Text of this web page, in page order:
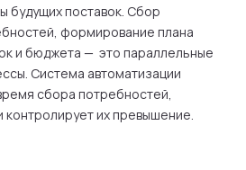
будущих поставок. Сбор
формирование плана
и бюджета — это параллельные
Система автоматизации
сбора потребностей,
контролирует их превышение.